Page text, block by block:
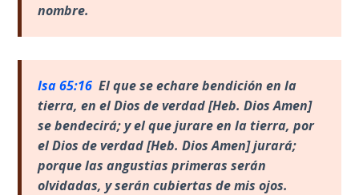
Deuteronomy:
The Second
Law - Speech
Deuteronomy:
The Second
Law - Speech
5
nombre.
Isa 65:16 El que se echare bendición en la
tierra, en el Dios de verdad [Heb. Dios Amen]
se bendecirá; y el que jurare en la tierra, por
el Dios de verdad [Heb. Dios Amen] jurará;
porque las angustias primeras serán
olvidadas, y serán cubiertas de mis ojos.